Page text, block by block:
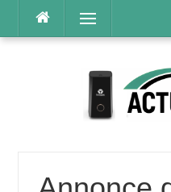
contenu
Menu